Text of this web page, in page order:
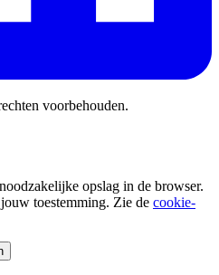
voorbehouden.
opslag in de browser.
toestemming. Zie de cookie-